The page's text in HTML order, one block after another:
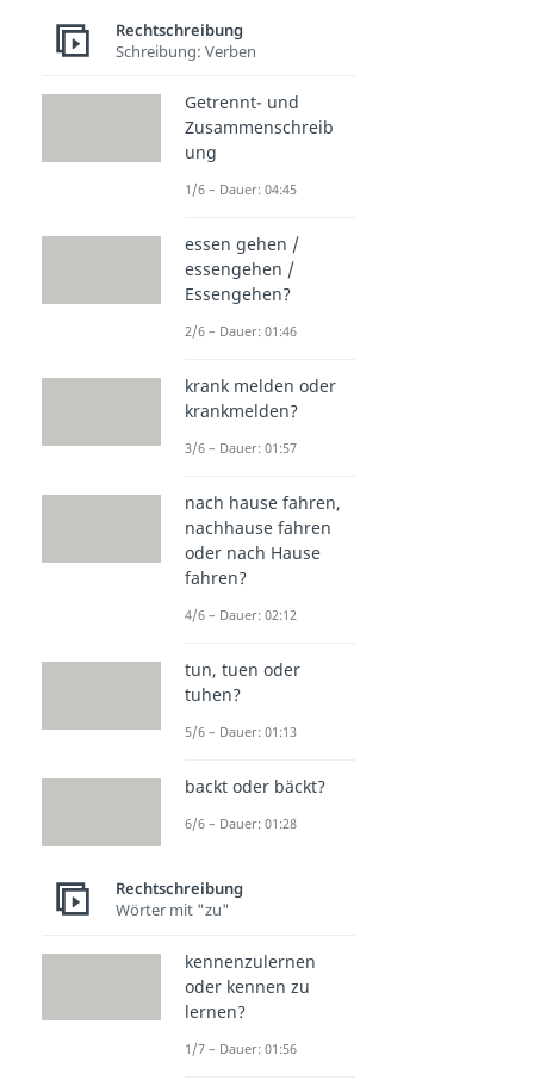
Rechtschreibung
Schreibung: Verben
Getrennt- und
Zusammenschreib
ung
1/6 – Dauer: 04:45
essen gehen /
essengehen /
Essengehen?
2/6 – Dauer: 01:46
krank melden oder
krankmelden?
3/6 – Dauer: 01:57
nach hause fahren,
nachhause fahren
oder nach Hause
fahren?
4/6 – Dauer: 02:12
tun, tuen oder
tuhen?
5/6 – Dauer: 01:13
backt oder bäckt?
6/6 – Dauer: 01:28
Rechtschreibung
Wörter mit "zu"
kennenzulernen
oder kennen zu
lernen?
1/7 – Dauer: 01:56